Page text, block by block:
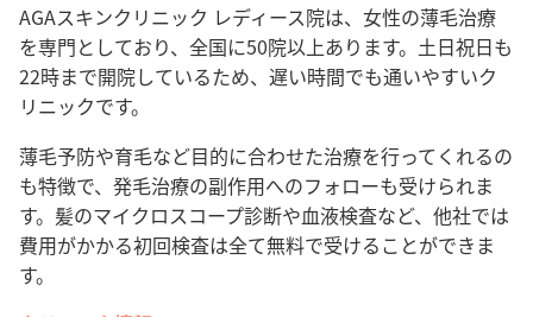
AGAスキンクリニック レディース院は、女性の薄毛治療
を専門としており、全国に50院以上あります。土日祝日も
22時まで開院しているため、遅い時間でも通いやすいク
リニックです。
薄毛予防や育毛など目的に合わせた治療を行ってくれるの
も特徴で、発毛治療の副作用へのフォローも受けられま
す。髪のマイクロスコープ診断や血液検査など、他社では
費用がかかる初回検査は全て無料で受けることができま
す。